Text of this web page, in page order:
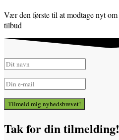
Vær den første til at modtage nyt
tilbud
Tilmeld mig nyhedsbrevet!
Tak for din